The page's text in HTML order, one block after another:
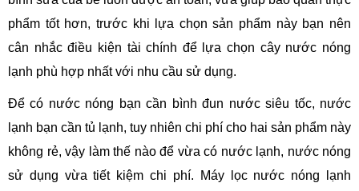
phẩm tốt hơn, trước khi lựa chọn sản phẩm này bạn nên
cân nhắc điều kiện tài chính để lựa chọn cây nước nóng
lạnh phù hợp nhất với nhu cầu sử dụng.
Để có nước nóng bạn cần bình đun nước siêu tốc, nước
lạnh bạn cần tủ lạnh, tuy nhiên chi phí cho hai sản phẩm này
không rẻ, vậy làm thế nào để vừa có nước lạnh, nước nóng
sử dụng vừa tiết kiệm chi phí. Máy lọc nước nóng lạnh